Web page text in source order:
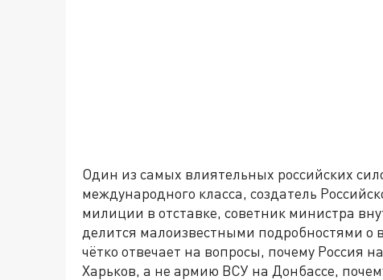
Один из самых влиятельных российских
международного класса, создатель
милиции в отставке, советник министра
делится малоизвестными подробностями о
чётко отвечает на вопросы, почему Россия
Харьков, а не армию ВСУ на Донбассе,